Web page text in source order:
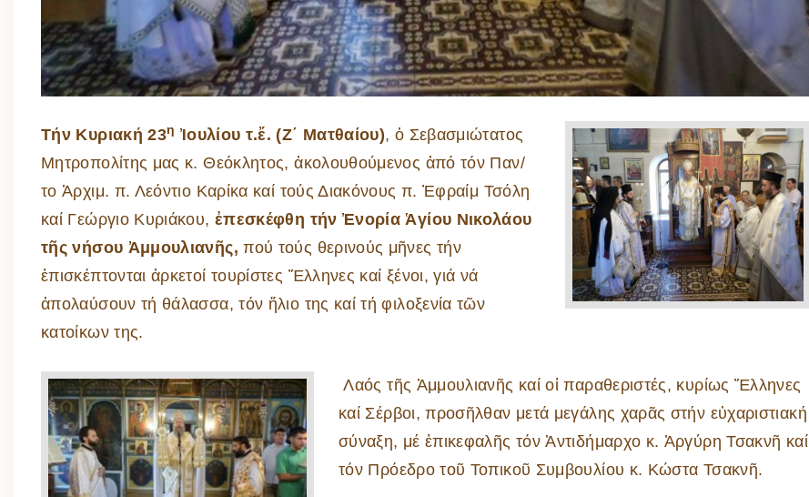
Τήν Κυριακή 23η Ἰουλίου τ.ἔ. (Ζ΄ Ματθαίου), ὁ Σεβασμιώτατος
Μητροπολίτης μας κ. Θεόκλητος, ἀκολουθούμενος ἀπό τόν Παν/
το Ἁρχιμ. π. Λεόντιο Καρίκα καί τούς Διακόνους π. Ἐφραίμ Τσόλη
καί Γεώργιο Κυριάκου, ἐπεσκέφθη τήν Ἐνορία Ἁγίου Νικολάου
τῆς νήσου Ἀμμουλιανῆς, πού τούς θερινούς μῆνες τήν
ἐπισκέπτονται ἀρκετοί τουρίστες Ἕλληνες καί ξένοι, γιά νά
ἀπολαύσουν τή θάλασσα, τόν ἥλιο της καί τή φιλοξενία τῶν
κατοίκων της.
Λαός τῆς Ἀμμουλιανῆς καί οἱ παραθεριστές, κυρίως Ἕλληνες
καί Σέρβοι, προσῆλθαν μετά μεγάλης χαρᾶς στήν εὐχαριστιακή
σύναξη, μέ ἐπικεφαλῆς τόν Ἀντιδήμαρχο κ. Ἀργύρη Τσακνῆ καί
τόν Πρόεδρο τοῦ Τοπικοῦ Συμβουλίου κ. Κώστα Τσακνῆ.